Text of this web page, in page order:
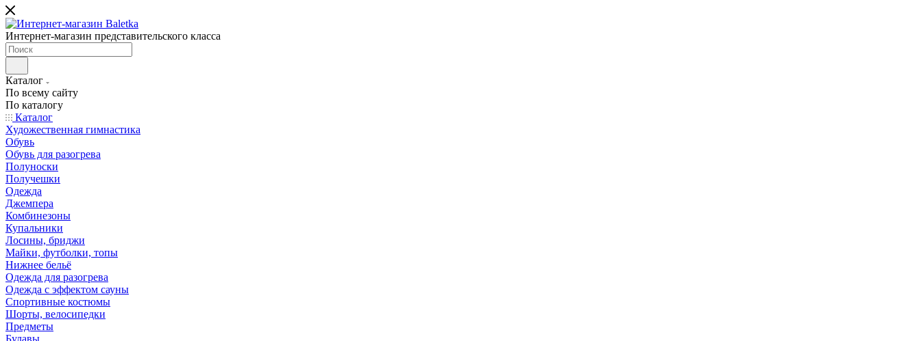
Интернет-магазин представительского класса
Каталог
По всему сайту
По каталогу
Каталог
Художественная гимнастика
Обувь
Обувь для разогрева
Полуноски
Получешки
Одежда
Джемпера
Комбинезоны
Купальники
Лосины, бриджи
Майки, футболки, топы
Нижнее бельё
Одежда для разогрева
Одежда с эффектом сауны
Спортивные костюмы
Шорты, велосипедки
Предметы
Булавы